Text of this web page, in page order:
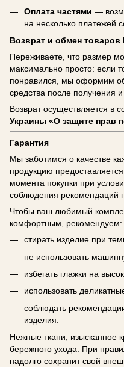
Оплата частями —
на несколько платежей
Возврат и обмен товаров
Переживаете, что размер
максимально просто: если
понравился, мы оформим
средства после получения и
Возврат осуществляется в
Украины «О защите прав
Гарантия
Мы заботимся о качестве
продукцию
момента покупки при
соблюдения рекомендаций
Чтобы ваш любимый
комфортным, рекомендуем:
стирать изделие при
не использовать
избегать глажки на
использовать
соблюдать
изделия.
Нежные ткани, изысканное
бережного ухода. При
надолго сохранит свой